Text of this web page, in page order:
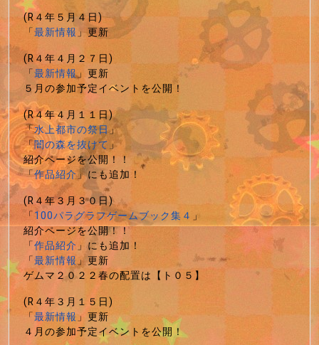
(R４年５月４日)
「最新情報」更新
(R４年４月２７日)
「最新情報」更新
５月の参加予定イベントを公開！
(R４年４月１１日)
「水上都市の祭日」
「闇の森を抜けて」
紹介ページを公開！！
「作品紹介」にも追加！
(R４年３月３０日)
「100パラグラフゲームブック集４ 」
紹介ページを公開！！
「作品紹介」にも追加！
「最新情報」更新
ゲムマ２０２２春の配置は【ト０５】
(R４年３月１５日)
「最新情報」更新
４月の参加予定イベントを公開！